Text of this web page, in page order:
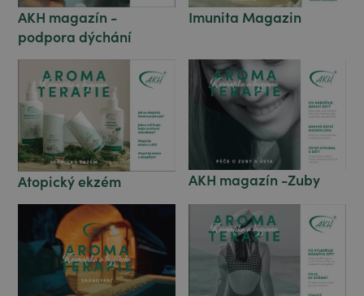
AKH magazín -
podpora dýchání
Imunita Magazin
Atopický ekzém AKH magazín -Zuby